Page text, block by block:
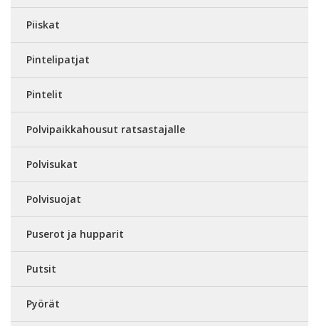
Piiskat
Pintelipatjat
Pintelit
Polvipaikkahousut ratsastajalle
Polvisukat
Polvisuojat
Puserot ja hupparit
Putsit
Pyörät